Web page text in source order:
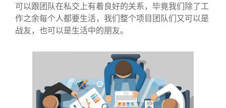
可以跟团队在私交上有着良好的关系，毕竟我们除了工
作之余每个人都要生活，我们整个项目团队们又可以是
战友，也可以是生活中的朋友。